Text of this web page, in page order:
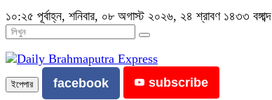
১০:২৫ পূর্বাহ্ন, শনিবার, ০৮ অগাস্ট ২০২৬, ২৪ শ্রাবণ ১৪৩৩ বঙ্গাব্দ
ইপেপার facebook subscribe